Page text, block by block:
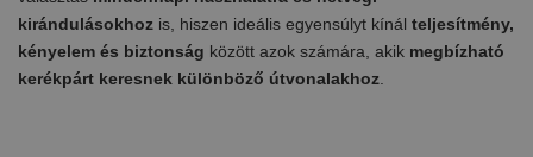
kirándulásokhoz is, hiszen ideális egyensúlyt kínál teljesítmény,
kényelem és biztonság között azok számára, akik megbízható
kerékpárt keresnek különböző útvonalakhoz